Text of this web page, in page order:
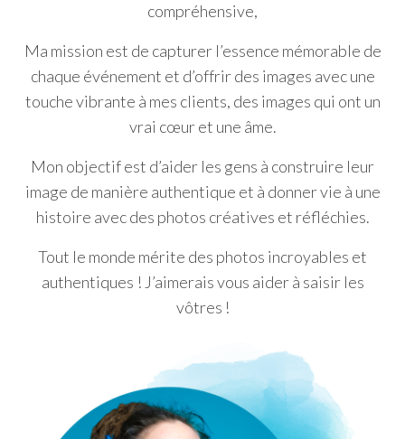
compréhensive,
Ma mission est de capturer l’essence mémorable de
chaque événement et d’offrir des images avec une
touche vibrante à mes clients, des images qui ont un
vrai cœur et une âme.
Mon objectif est d’aider les gens à construire leur
image de manière authentique et à donner vie à une
histoire avec des photos créatives et réfléchies.
Tout le monde mérite des photos incroyables et
authentiques ! J’aimerais vous aider à saisir les
vôtres !